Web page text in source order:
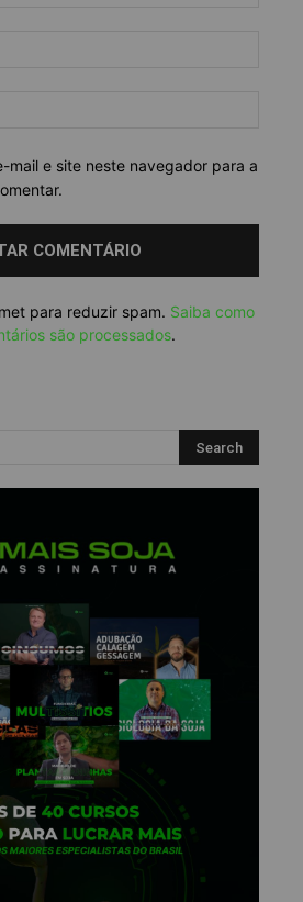
mail e site neste navegador para a
para reduzir spam. Saiba como
são processados.